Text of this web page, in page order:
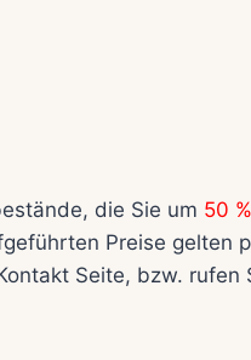
die Sie um 50 %
Preise gelten
Seite, bzw. rufen